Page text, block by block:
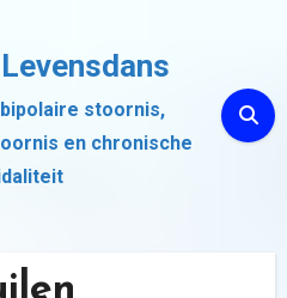
stoornis,
en chronische